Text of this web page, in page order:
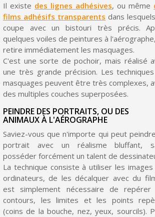
Gagnez des points de fidélité à chaque
Livraison sous 24 h en France
Retour produits sous 14 jours
Réduction de 5€ sur la première
10€ de bon d'achat pour chaque
Livraison sous 24 h en France
Livraison offerte en France métropolitaine
Paiement en 4x sans frais dès 30€
Votre devis en ligne en moins d'1
Partagez vos créations et obtenez des
Gagnez des points de fidélité à chaque
Il existe des lignes adhésives, ou même
films adhésifs transparents dans
coupe avec un bistouri très précis.
quelques voiles de peintures à
retire immédiatement les masquages.
C'est une sorte de pochoir, mais réalisé
une très grande précision. Les
masquages peuvent être très complexes,
des multiples couches superposées.
PEINDRE DES PORTRAITS, OU DES
ANIMAUX À L'AÉROGRAPHE
Saviez-vous que n'importe qui peut
portrait avec un réalisme bluffant,
posséder forcément un talent de
La technique consiste à utiliser les
ordinateurs, de les décalquer avec du
est simplement nécessaire de repérer
contours, les limites et les points
(coins de la bouche, nez, yeux, sourcils).